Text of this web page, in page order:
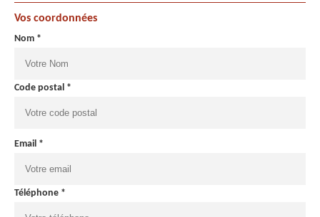
Vos coordonnées
Nom *
Code postal *
Email *
Téléphone *